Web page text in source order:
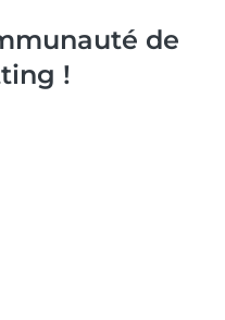
de
!